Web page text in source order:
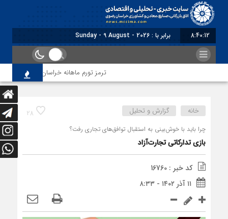
8:40:13 برابر با : Sunday - 9 August - 2026
ترمز تورم ماهانه خراسان رضوی کشیده شد؛
28 خانه گزارش و تحلیل
چرا باید با خوش‌بینی به استقبال توافق‌های تجاری رفت؟
بازی تدارکاتی تجارت‌آزاد
کد خبر : 16760
۱۱ آذر ۱۴۰۲ - ۸:۳۳